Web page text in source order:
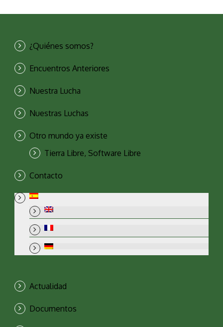
¿Quiénes somos?
Encuentros Anteriores
Nuestra Lucha
Nuestras Luchas
Otro mundo ya existe
Tierra Libre, Software Libre
Contacto
Actualidad
Documentos